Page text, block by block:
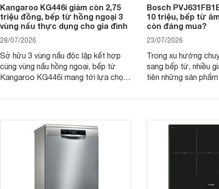
Kangaroo KG446i giảm còn 2,75
triệu đồng, bếp từ hồng ngoại 3
vùng nấu thực dụng cho gia đình
28/07/2026
Sở hữu 3 vùng nấu độc lập kết hợp
cùng vùng nấu hồng ngoại, bếp từ
Kangaroo KG446i mang tới lựa chọn
nhiều cửa hàng, đại lý.
Bosch
10 triệu, bếp từ
còn đáng mua?
23/07/2026
Trong xu hướng
sang bếp từ, nhiều
tiên những sản
mẫu bếp đáp ứng